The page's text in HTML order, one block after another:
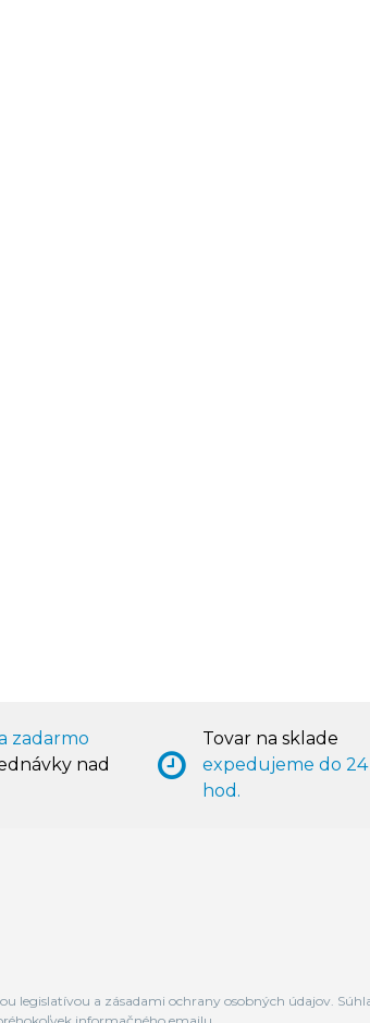
zadarmo
nad
Tovar na sklade
expedujeme do 24
hod.
legislatívou a zásadami ochrany osobných údajov.